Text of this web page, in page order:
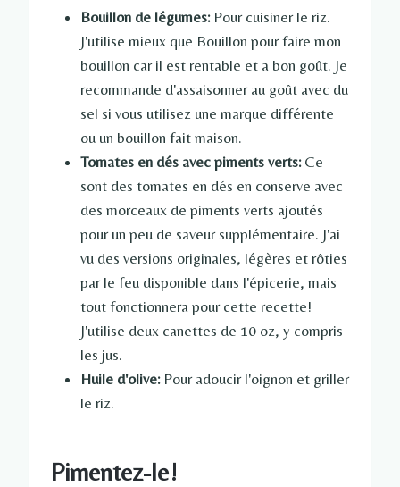
Bouillon de légumes: Pour cuisiner le riz.
J'utilise mieux que Bouillon pour faire mon
bouillon car il est rentable et a bon goût. Je
recommande d'assaisonner au goût avec du
sel si vous utilisez une marque différente
ou un bouillon fait maison.
Tomates en dés avec piments verts:Ce
sont des tomates en dés en conserve avec
des morceaux de piments verts ajoutés
pour un peu de saveur supplémentaire. J'ai
vu des versions originales, légères et rôties
par le feu disponible dans l'épicerie, mais
tout fonctionnera pour cette recette!
J'utilise deux canettes de 10 oz, y compris
les jus.
Huile d'olive: Pour adoucir l'oignon et griller
le riz.
Pimentez-le!